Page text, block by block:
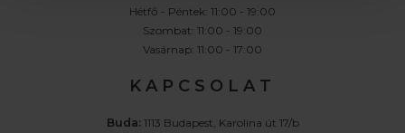
Hétfő - Péntek: 11:00 - 19:00
Szombat: 11:00 - 19:00
Vasárnap: 11:00 - 17:00
K A P C S O L A T
Buda: 1113 Budapest, Karolina út 17/b